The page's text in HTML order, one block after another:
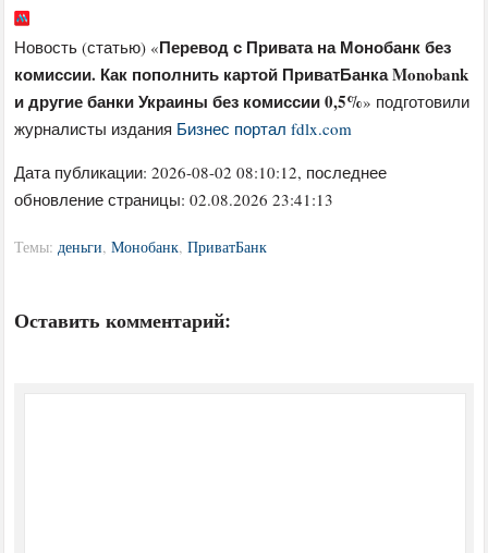
Новость (статью) «Перевод с Привата на Монобанк без
комиссии. Как пополнить картой ПриватБанка Monobank
и другие банки Украины без комиссии 0,5%» подготовили
журналисты издания Бизнес портал fdlx.com
Дата публикации:2026-08-02 08:10:12, последнее
обновление страницы: 02.08.2026 23:41:13
Темы:деньги,Монобанк,ПриватБанк
Оставить комментарий: